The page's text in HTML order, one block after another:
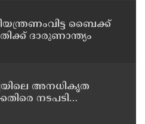
ബൈക്ക്
ദാരുണാന്ത്യം
അനധികൃത
നടപടി